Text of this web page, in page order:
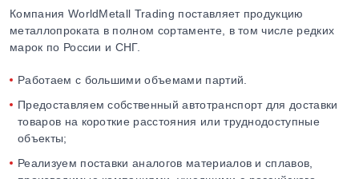
Компания WorldMetall Trading поставляет продукцию
металлопроката в полном сортаменте, в том числе редких
марок по России и СНГ.
Работаем с большими объемами партий.
Предоставляем собственный автотранспорт для доставки
товаров на короткие расстояния или труднодоступные
объекты;
Реализуем поставки аналогов материалов и сплавов,